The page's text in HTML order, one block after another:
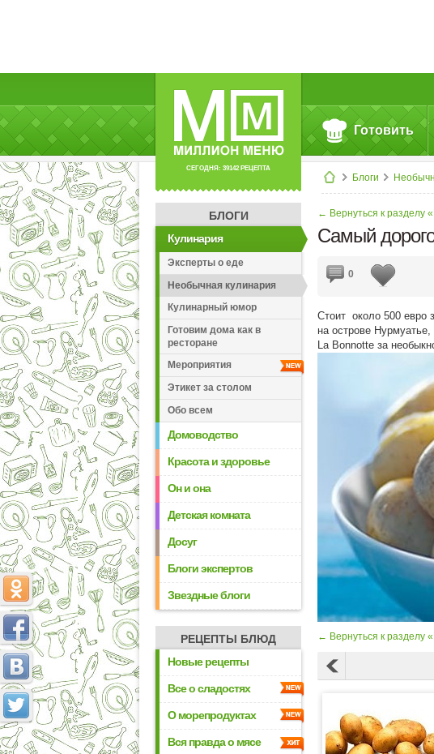
СЕГОДНЯ: 39142 РЕЦЕПТА
Готовить
Блоги
БЛОГИ
Кулинария
Эксперты о еде
Необычная кулинария
Кулинарный юмор
Готовим дома как в
ресторане
Мероприятия
Этикет за столом
Обо всем
Домоводство
Красота и здоровье
Он и она
Детская комната
Досуг
Блоги экспертов
Звездные блоги
РЕЦЕПТЫ БЛЮД
Новые рецепты
Все о сладостях
О морепродуктах
Вся правда о мясе
← Вернуться к разделу
Самый
0
Стоит около 500 евро
на острове
La Bonnotte за
← Вернуться к разделу